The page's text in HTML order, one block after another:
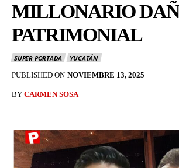
MILLONARIO
PATRIMONIAL
SUPER PORTADA
YUCATÁN
PUBLISHED ON NOVIEMBRE 13, 2025
BY CARMEN SOSA